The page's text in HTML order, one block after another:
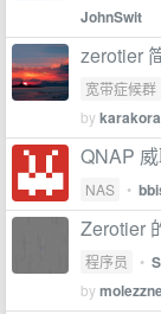
JohnSwit
zerotier
宽带症候群
by
QNAP
NAS •
Zerotier
程序员 •
by